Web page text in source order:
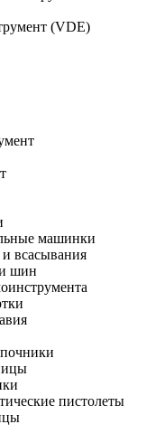
(VDE)
машинки
всасывания
шин
пистолеты